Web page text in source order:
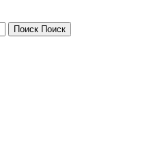
Поиск Поиск